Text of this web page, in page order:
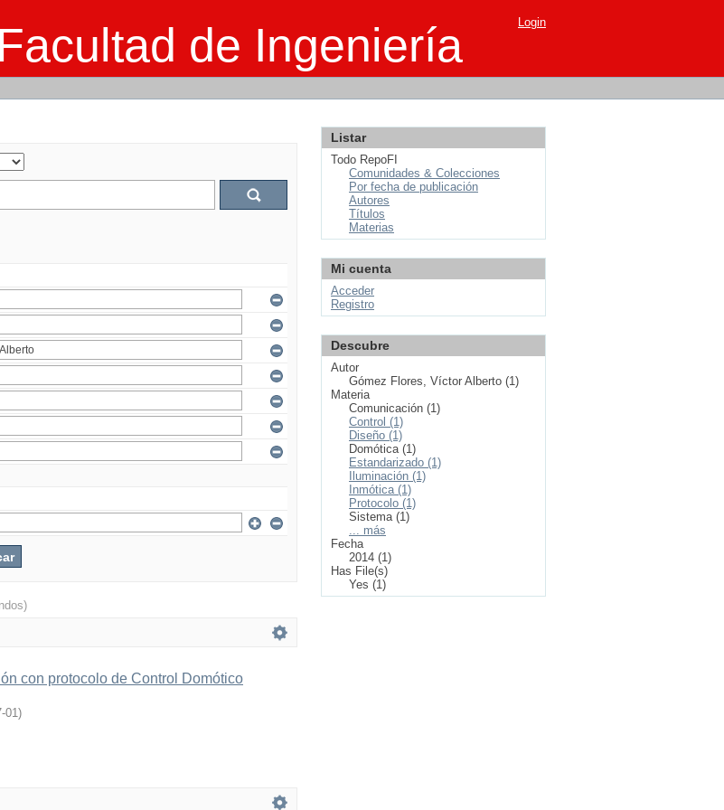
de Ingeniería Login
con protocolo de Control Domótico
01)
Listar
Todo RepoFI
Comunidades & Colecciones
Por fecha de publicación
Autores
Títulos
Materias
Mi cuenta
Acceder
Registro
Descubre
Autor
Gómez Flores, Víctor Alberto (1)
Materia
Comunicación (1)
Control (1)
Diseño (1)
Domótica (1)
Estandarizado (1)
Iluminación (1)
Inmótica (1)
Protocolo (1)
Sistema (1)
... más
Fecha
2014 (1)
Has File(s)
Yes (1)